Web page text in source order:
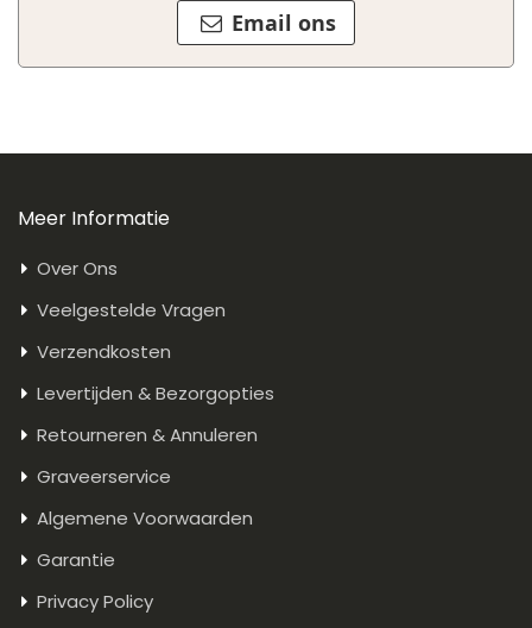
Email ons
Meer Informatie
Over Ons
Veelgestelde Vragen
Verzendkosten
Levertijden & Bezorgopties
Retourneren & Annuleren
Graveerservice
Algemene Voorwaarden
Garantie
Privacy Policy